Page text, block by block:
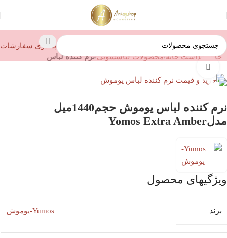
پیگیری سفارشات
خانه بهداشت خانه محصولات لباسشویی نرم کننده لباس
نرم کننده لباس یوموش حجم1440میل
مدلYomos Extra Amber
ویژگیهای محصول
برند Yumos-یوموش